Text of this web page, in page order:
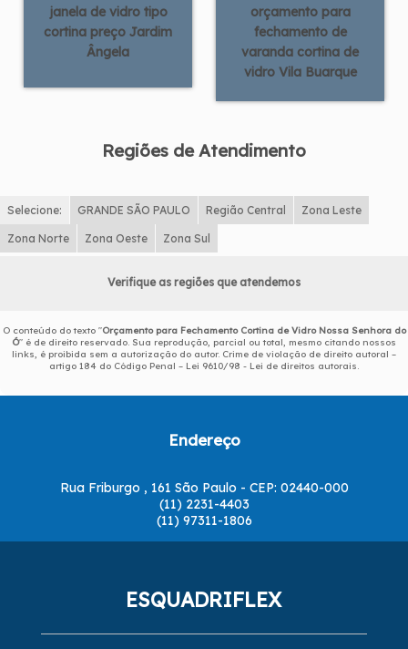
janela de vidro tipo
cortina preço Jardim
Ângela
orçamento para
fechamento de
varanda cortina de
vidro Vila Buarque
Regiões de Atendimento
Selecione: GRANDE SÃO PAULO Região Central Zona Leste
Zona Norte Zona Oeste Zona Sul
Verifique as regiões que atendemos
O conteúdo do texto "Orçamento para Fechamento Cortina de Vidro Nossa Senhora do
Ó" é de direito reservado. Sua reprodução, parcial ou total, mesmo citando nossos
links, é proibida sem a autorização do autor. Crime de violação de direito autoral –
artigo 184 do Código Penal – Lei 9610/98 - Lei de direitos autorais.
Endereço
Rua Friburgo , 161 São Paulo - CEP: 02440-000
(11) 2231-4403
(11) 97311-1806
ESQUADRIFLEX